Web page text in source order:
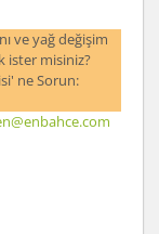
ve yağ değişim
ister misiniz?
ne Sorun: